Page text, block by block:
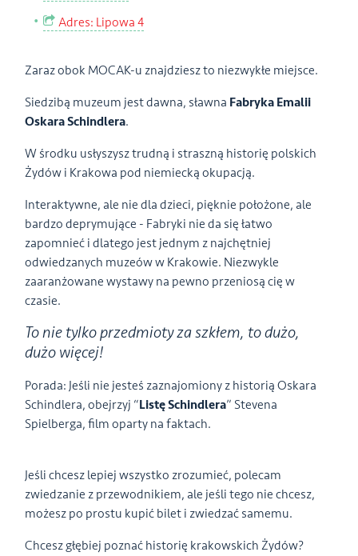
Adres: Lipowa 4
Zaraz obok MOCAK-u znajdziesz to niezwykłe miejsce.
Siedzibą muzeum jest dawna, sławna Fabryka Emalii
Oskara Schindlera.
W środku usłyszysz trudną i straszną historię polskich
Żydów i Krakowa pod niemiecką okupacją.
Interaktywne, ale nie dla dzieci, pięknie położone, ale
bardzo deprymujące - Fabryki nie da się łatwo
zapomnieć i dlatego jest jednym z najchętniej
odwiedzanych muzeów w Krakowie. Niezwykle
zaaranżowane wystawy na pewno przeniosą cię w
czasie.
To nie tylko przedmioty za szkłem, to dużo,
dużo więcej!
Porada: Jeśli nie jesteś zaznajomiony z historią Oskara
Schindlera, obejrzyj “Listę Schindlera” Stevena
Spielberga, film oparty na faktach.
Jeśli chcesz lepiej wszystko zrozumieć, polecam
zwiedzanie z przewodnikiem, ale jeśli tego nie chcesz,
możesz po prostu kupić bilet i zwiedzać samemu.
Chcesz głębiej poznać historię krakowskich Żydów?